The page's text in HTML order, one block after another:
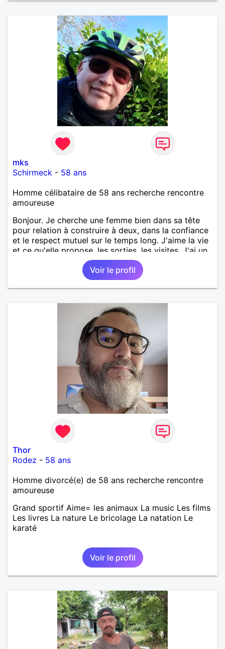
mks
Schirmeck - 58 ans
Homme célibataire de 58 ans recherche rencontre
amoureuse
Bonjour. Je cherche une femme bien dans sa tête
pour relation à construire à deux, dans la confiance
et le respect mutuel sur le temps long. J'aime la vie
et ce qu'elle propose, les sorties, les visites. J'ai un
bon relationnel chaleureux, mais aussi ancré, posé.
Ma situation personnelle est stable. Je souhaite
rencontrer une femme bien dans sa vie pour
avancer à deux. avec joie, complicité, affection.
Voir le profil
Thor
Rodez - 58 ans
Homme divorcé(e) de 58 ans recherche rencontre
amoureuse
Grand sportif Aime= les animaux La music Les films
Les livres La nature Le bricolage La natation Le
karaté
Voir le profil